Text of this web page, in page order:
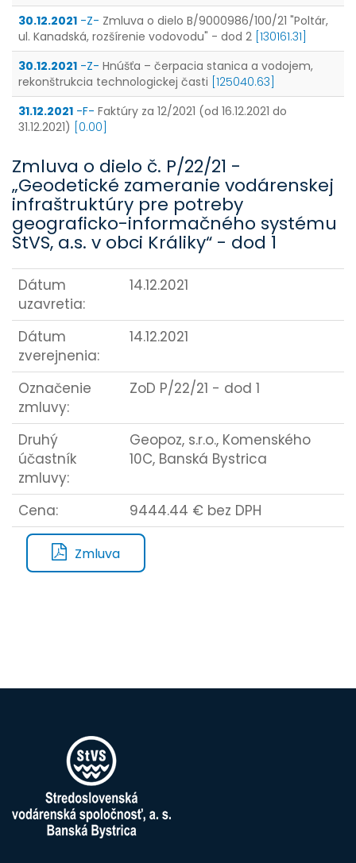
30.12.2021 -Z- Zmluva o dielo B/9000986/100/21 "Poltár,
ul. Kanadská, rozšírenie vodovodu" - dod 2 [130161.31]
30.12.2021 -Z- Hnúšťa – čerpacia stanica a vodojem,
rekonštrukcia technologickej časti [125040.63]
31.12.2021 -F- Faktúry za 12/2021 (od 16.12.2021 do
31.12.2021)
[0.00]
Zmluva o dielo č. P/22/21 -
„Geodetické zameranie vodárenskej
infraštruktúry pre potreby
geograficko-informačného systému
StVS, a.s. v obci Králiky“ - dod 1
Dátum
uzavretia:
14.12.2021
Dátum
zverejnenia:
14.12.2021
Označenie
zmluvy:
ZoD P/22/21 - dod 1
Druhý
účastník
zmluvy:
Geopoz, s.r.o., Komenského
10C, Banská Bystrica
Cena: 9444.44 € bez DPH
Zmluva